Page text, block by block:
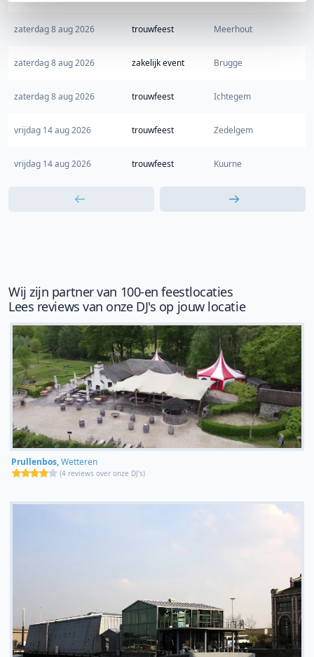
zaterdag 8 aug 2026 trouwfeest Meerhout
zaterdag 8 aug 2026 zakelijk event Brugge
zaterdag 8 aug 2026 trouwfeest Ichtegem
vrijdag 14 aug 2026 trouwfeest Zedelgem
vrijdag 14 aug 2026 trouwfeest Kuurne
Wij zijn partner van 100-en feestlocaties
Lees reviews van onze DJ's op jouw locatie
Prullenbos,Wetteren
(4 reviews over onze DJ's)